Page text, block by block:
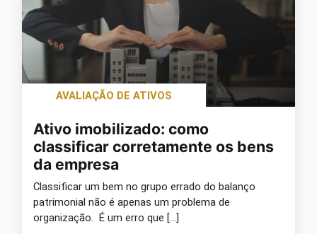
AVALIAÇÃO DE ATIVOS
Ativo imobilizado: como
classificar corretamente os bens
da empresa
Classificar um bem no grupo errado do balanço
patrimonial não é apenas um problema de
organização. É um erro que […]